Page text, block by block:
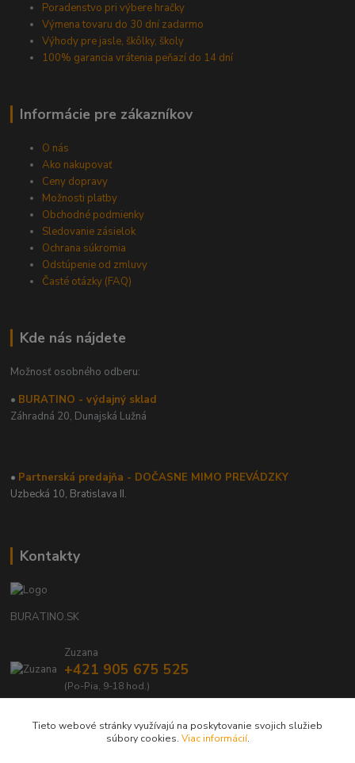
Poradenstvo pri výbere hračky
Výmena tovaru do 30 dní zadarmo
Výhody pre jasle, škôlky, školy
100% garancia vrátenia peňazí do 14 dní
Informácie pre zákazníkov
O nás
Ako nakupovať
Ceny dopravy
Možnosti platby
Obchodné podmienky
Sledovanie zásielok
Ochrana súkromia
Odstúpenie od zmluvy
Časté otázky (FAQ)
Kde nás nájdete
Možnosť osobného odberu:
• BURATINO - výdajný sklad
Záhradná 20, Dunajská Lužná
• Partnerská predajňa - DOČASNE MIMO PREVÁDZKY
Uzbecká 10, Bratislava II.
Kontakty
BURATINO.SK
Zuzana
+421 905 675 525
(Po-Pia, 9-18 hod.)
Tieto webové stránky využívajú na poskytovanie svojich služieb
súbory cookies. Viac informácií.